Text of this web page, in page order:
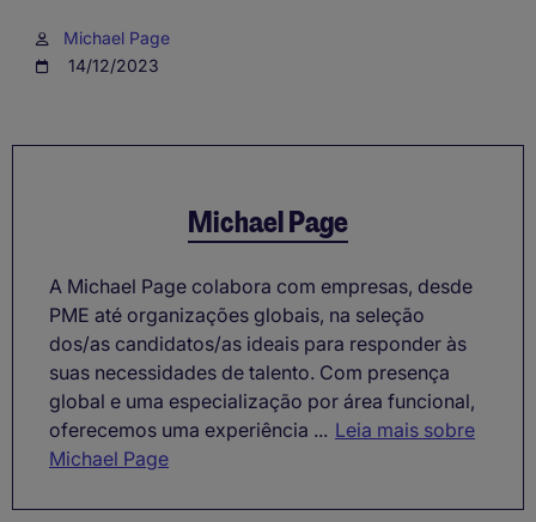
Michael Page
14/12/2023
Michael Page
A Michael Page colabora com empresas, desde
PME até organizações globais, na seleção
dos/as candidatos/as ideais para responder às
suas necessidades de talento. Com presença
global e uma especialização por área funcional,
oferecemos uma experiência ... Leia mais sobre
Michael Page